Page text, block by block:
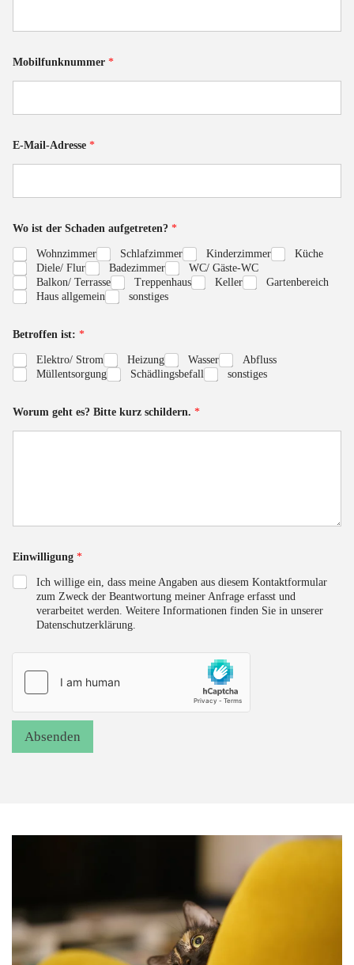
Mobilfunknummer *
E-Mail-Adresse *
Wo ist der Schaden aufgetreten? *
Wohnzimmer Schlafzimmer Kinderzimmer
Küche
Diele/ Flur
Badezimmer
WC/ Gäste-WC
Balkon/ Terrasse
Treppenhaus Keller
Gartenbereich
Haus allgemein
sonstiges
Betroffen ist: *
Elektro/ Strom Heizung Wasser
Abfluss
Müllentsorgung
Schädlingsbefall sonstiges
-
s
e
e
r
Worum geht es? Bitte kurz schildern. *
Einwilligung *
Ich willige ein, dass meine Angaben aus diesem Kontaktformular
zum Zweck der Beantwortung meiner Anfrage erfasst und
verarbeitet werden. Weitere Informationen finden Sie in unserer
Datenschutzerklärung.
Absenden